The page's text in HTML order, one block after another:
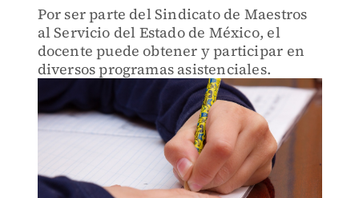
Por ser parte del Sindicato de Maestros
al Servicio del Estado de México, el
docente puede obtener y participar en
diversos programas asistenciales.